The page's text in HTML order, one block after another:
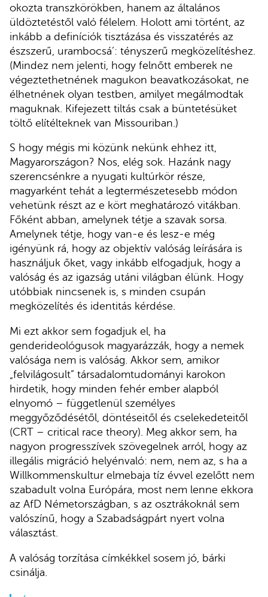
okozta transzkörökben, hanem az általános
üldöztetéstől való félelem. Holott ami történt, az
inkább a definíciók tisztázása és visszatérés az
észszerű, urambocsá’: tényszerű megközelítéshez.
(Mindez nem jelenti, hogy felnőtt emberek ne
végeztethetnének magukon beavatkozásokat, ne
élhetnének olyan testben, amilyet megálmodtak
maguknak. Kifejezett tiltás csak a büntetésüket
töltő elítélteknek van Missouriban.)
S hogy mégis mi közünk nekünk ehhez itt,
Magyarországon? Nos, elég sok. Hazánk nagy
szerencsénkre a nyugati kultúrkör része,
magyarként tehát a legtermészetesebb módon
vehetünk részt az e kört meghatározó vitákban.
Főként abban, amelynek tétje a szavak sorsa.
Amelynek tétje, hogy van-e és lesz-e még
igényünk rá, hogy az objektív valóság leírására is
használjuk őket, vagy inkább elfogadjuk, hogy a
valóság és az igazság utáni világban élünk. Hogy
utóbbiak nincsenek is, s minden csupán
megközelítés és identitás kérdése.
Mi ezt akkor sem fogadjuk el, ha
genderideológusok magyarázzák, hogy a nemek
valósága nem is valóság. Akkor sem, amikor
„felvilágosult” társadalomtudományi karokon
hirdetik, hogy minden fehér ember alapból
elnyomó – függetlenül személyes
meggyőződésétől, döntéseitől és cselekedeteitől
(CRT – critical race theory). Meg akkor sem, ha
nagyon progresszívek szövegelnek arról, hogy az
illegális migráció helyénvaló: nem, nem az, s ha a
Willkommenskultur elmebaja tíz évvel ezelőtt nem
szabadult volna Európára, most nem lenne ekkora
az AfD Németországban, s az osztrákoknál sem
valószínű, hogy a Szabadságpárt nyert volna
választást.
A valóság torzítása címkékkel sosem jó, bárki
csinálja.